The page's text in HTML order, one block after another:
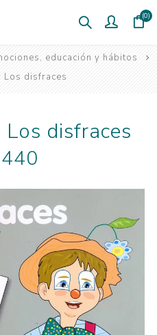
(0)
educación y hábitos
Los disfraces
disfraces